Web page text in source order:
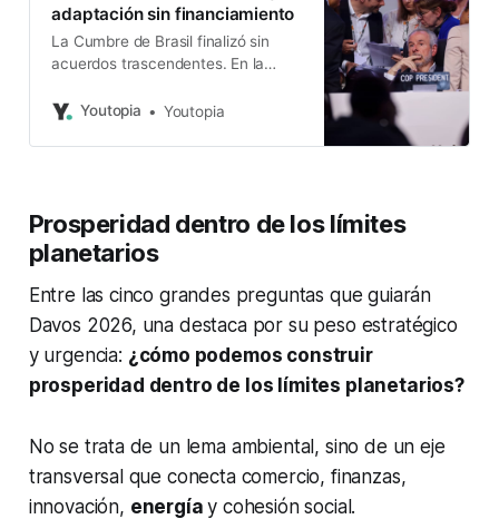
adaptación sin financiamiento
La Cumbre de Brasil finalizó sin
acuerdos trascendentes. En la
concretar una hoja de ruta sobre
Youtopia Youtopia
Prosperidad dentro de los límites
planetarios
Entre las cinco grandes preguntas que guiarán
Davos 2026, una destaca por su peso estratégico
y urgencia: ¿cómo podemos construir
prosperidad dentro de los límites planetarios?
No se trata de un lema ambiental, sino de un eje
transversal que conecta comercio, finanzas,
innovación, energíay cohesión social.